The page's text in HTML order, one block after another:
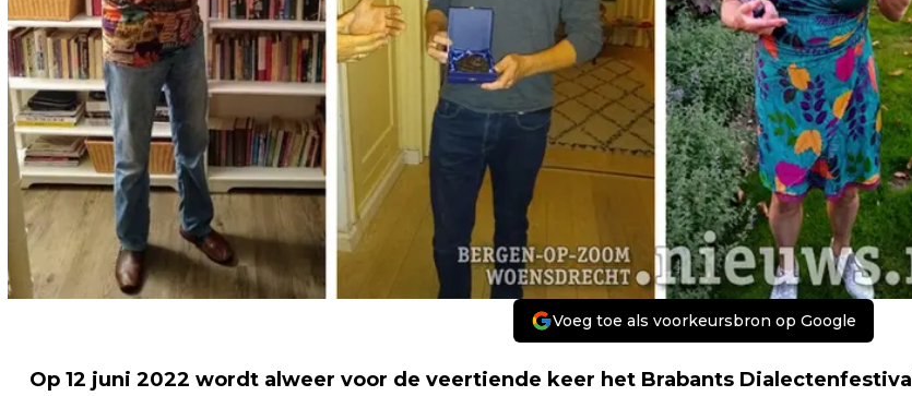
Voeg toe als voorkeursbron op Google
Op 12 juni 2022 wordt alweer voor de veertiende keer het Brabants Dialectenfestival